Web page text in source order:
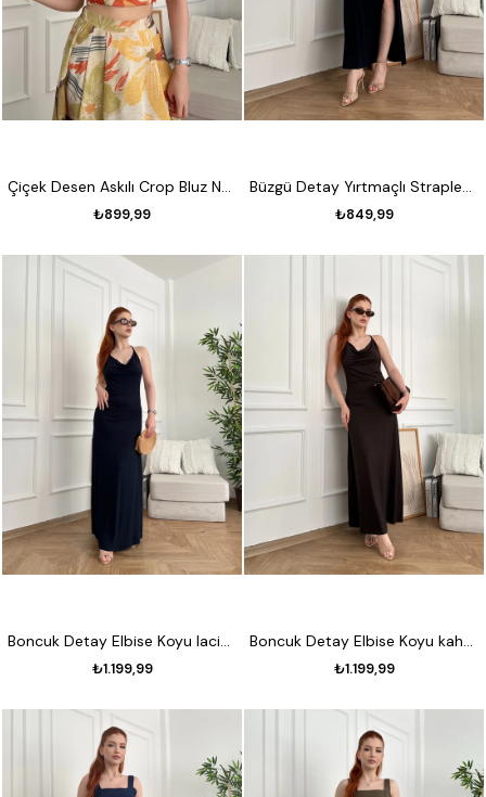
Çiçek Desen Askılı Crop Bluz Naturel
₺899,99
Büzgü Detay Yırtmaçlı Straplez Elbise Koyu lacivert
₺849,99
₺1.199,99 ₺1.199,99